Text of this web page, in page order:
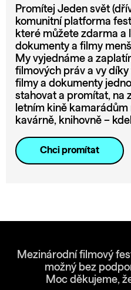
Promítej Jeden svět
komunitní platforma
které můžete zdarma
dokumenty a filmy
My vyjednáme a
filmových práv a vy
filmy a dokumenty
stahovat a promítat, na
letním kině
kavárně, knihovně –
Chci promítat
Mezinárodní filmový
možný bez
Moc děkujeme,